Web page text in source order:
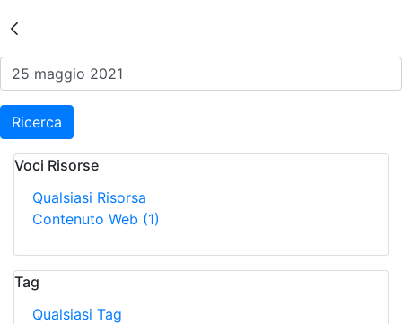
Risultati della Ricerca -
Ricerca
Voci Risorse
Qualsiasi Risorsa
Contenuto Web (1)
Tag
Qualsiasi Tag